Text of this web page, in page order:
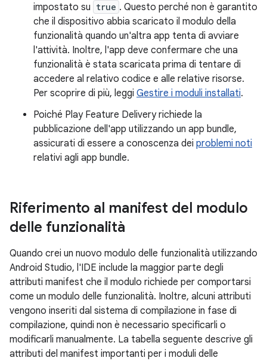
impostato su true . Questo perché non è garantito
che il dispositivo abbia scaricato il modulo della
funzionalità quando un'altra app tenta di avviare
l'attività. Inoltre, l'app deve confermare che una
funzionalità è stata scaricata prima di tentare di
accedere al relativo codice e alle relative risorse.
Per scoprire di più, leggi Gestire i moduli installati.
Poiché Play Feature Delivery richiede la
pubblicazione dell'app utilizzando un app bundle,
assicurati di essere a conoscenza dei problemi noti
relativi agli app bundle.
Riferimento al manifest del modulo
delle funzionalità
Quando crei un nuovo modulo delle funzionalità utilizzando
Android Studio, l'IDE include la maggior parte degli
attributi manifest che il modulo richiede per comportarsi
come un modulo delle funzionalità. Inoltre, alcuni attributi
vengono inseriti dal sistema di compilazione in fase di
compilazione, quindi non è necessario specificarli o
modificarli manualmente. La tabella seguente descrive gli
attributi del manifest importanti per i moduli delle